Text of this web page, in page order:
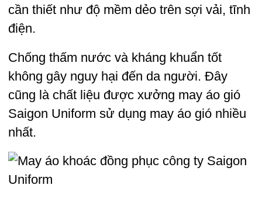
cần thiết như độ mềm dẻo trên sợi vải, tĩnh
điện.
Chống thấm nước và kháng khuẩn tốt
không gây nguy hại đến da người. Đây
cũng là chất liệu được xưởng may áo gió
Saigon Uniform sử dụng may áo gió nhiều
nhất.